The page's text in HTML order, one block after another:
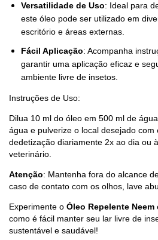
Versatilidade de Uso: Ideal para
este óleo pode ser utilizado em
escritório e áreas externas.
Fácil Aplicação: Acompanha
garantir uma aplicação eficaz e
ambiente livre de insetos.
Instruções de Uso:
Dilua 10 ml do óleo em 500 ml de
água e pulverize o local desejado
dedetização diariamente 2x ao dia ou
veterinário.
Atenção: Mantenha fora do alcance
caso de contato com os olhos, lave
Experimente o Óleo Repelente Neem
como é fácil manter seu lar livre de
sustentável e saudável!